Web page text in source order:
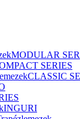
MODULAR
SERIES
CLASSIC
INGURI